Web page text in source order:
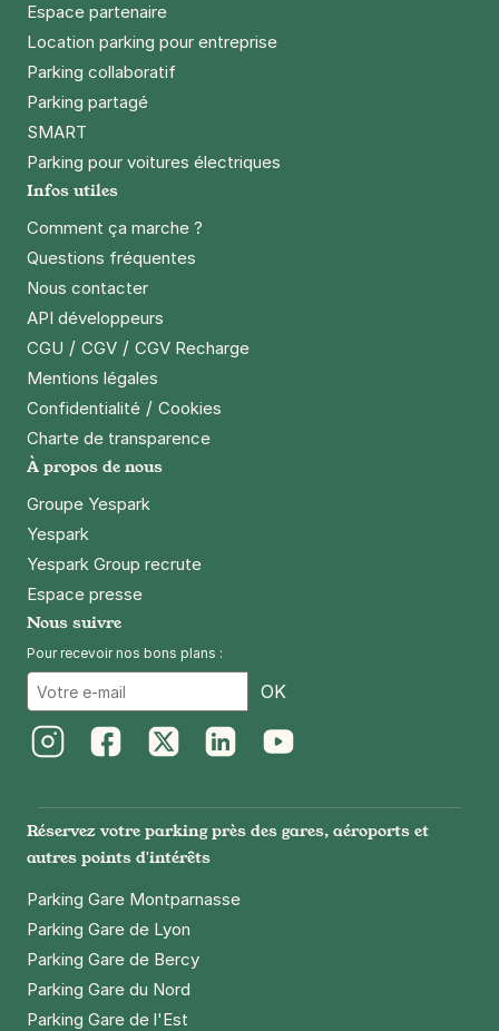
Espace partenaire
Location parking pour entreprise
Parking collaboratif
Parking partagé
SMART
Parking pour voitures électriques
Infos utiles
Comment ça marche ?
Questions fréquentes
Nous contacter
API développeurs
CGU / CGV / CGV Recharge
Mentions légales
Confidentialité / Cookies
Charte de transparence
À propos de nous
Groupe Yespark
Yespark
Yespark Group recrute
Espace presse
Nous suivre
Pour recevoir nos bons plans :
OK
Réservez votre parking près des gares, aéroports et
autres points d'intérêts
Parking Gare Montparnasse
Parking Gare de Lyon
Parking Gare de Bercy
Parking Gare du Nord
Parking Gare de l'Est